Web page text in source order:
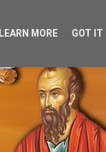
LEARN MORE GOT IT